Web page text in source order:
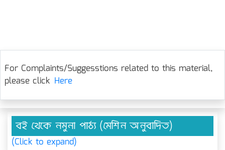
For Complaints/Suggesstions related to this material,
please click Here
বই থেকে নমুনা পাঠ্য (মেশিন অনুবাদিত)
(Click to expand)